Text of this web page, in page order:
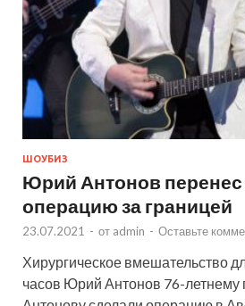
ШОУБИЗ
Юрий Антонов
операцию за границей
23.07.2021 - от admin - Оставьте
Хирургическое вмешательство
часов Юрий Антонов 76-